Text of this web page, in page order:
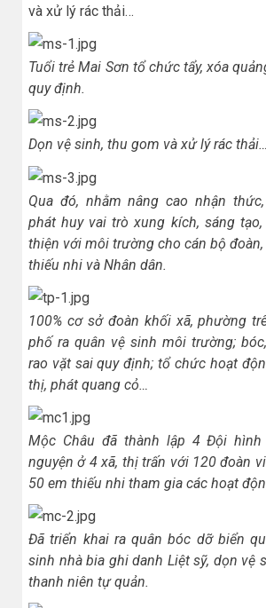
và xử lý rác thải…
Tuổi trẻ Mai Sơn tổ chức tẩy, xóa
quy định.
Dọn vệ sinh, thu gom và xử lý rác thải…
Qua đó, nhằm nâng cao nhận
phát huy vai trò xung kích, sáng
thiện với môi trường cho cán bộ
thiếu nhi và Nhân dân.
100% cơ sở đoàn khối xã, phường
phố ra quân vệ sinh môi trường;
rao vặt sai quy định; tổ chức hoạt
thị, phát quang cỏ…
Mộc Châu đã thành lập 4 Đội
nguyện ở 4 xã, thị trấn với 120 đoàn
50 em thiếu nhi tham gia các hoạt
Đã triển khai ra quân bóc dỡ biển
sinh nhà bia ghi danh Liệt sỹ, dọn vệ
thanh niên tự quản.